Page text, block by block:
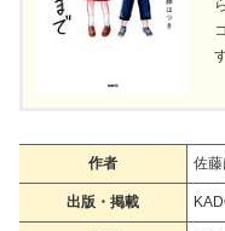
作者 佐藤
出版・掲載